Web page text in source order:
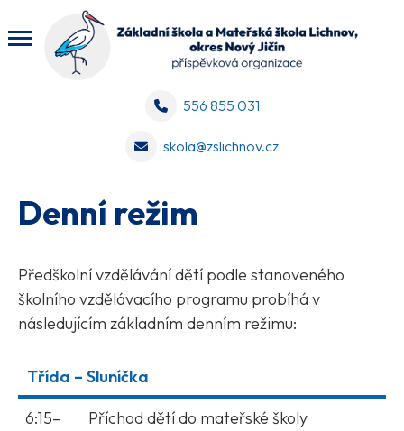
556 855 031
skola@zslichnov.cz
Denní režim
Předškolní vzdělávání dětí podle stanoveného
školního vzdělávacího programu probíhá v
následujícím základním denním režimu:
Třída – Sluníčka
6:15–
Příchod dětí do mateřské školy